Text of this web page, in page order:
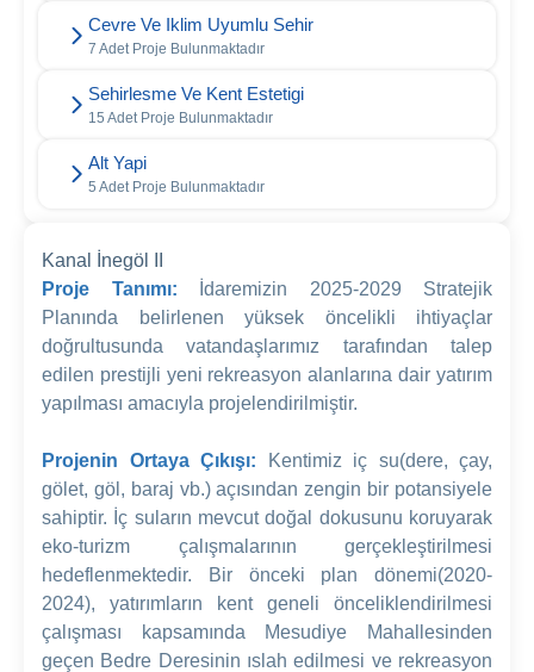
Cevre Ve Iklim Uyumlu Sehir
7 Adet Proje Bulunmaktadır
Sehirlesme Ve Kent Estetigi
15 Adet Proje Bulunmaktadır
Alt Yapi
5 Adet Proje Bulunmaktadır
Kanal İnegöl II
Proje Tanımı:
İdaremizin 2025-2029 Stratejik
Planında belirlenen yüksek öncelikli ihtiyaçlar
doğrultusunda vatandaşlarımız tarafından talep
edilen prestijli yeni rekreasyon alanlarına dair yatırım
yapılması amacıyla projelendirilmiştir.
Projenin Ortaya Çıkışı:
Kentimiz iç su(dere, çay,
gölet, göl, baraj vb.) açısından zengin bir potansiyele
sahiptir. İç suların mevcut doğal dokusunu koruyarak
eko-turizm çalışmalarının gerçekleştirilmesi
hedeflenmektedir. Bir önceki plan dönemi(2020-
2024), yatırımların kent geneli önceliklendirilmesi
çalışması kapsamında Mesudiye Mahallesinden
geçen Bedre Deresinin ıslah edilmesi ve rekreasyon